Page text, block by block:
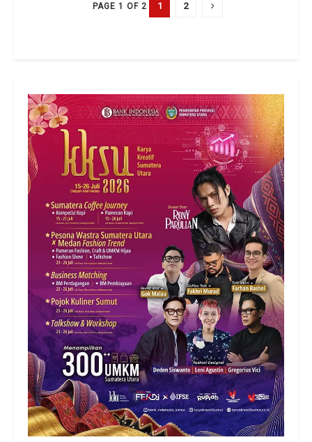
PAGE 1 OF 2 1 2